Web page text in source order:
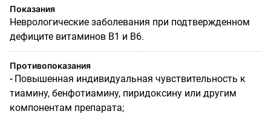
Показания
Неврологические заболевания при подтвержденном
дефиците витаминов B1 и В6.
Противопоказания
- Повышенная индивидуальная чувствительность к
тиамину, бенфотиамину, пиридоксину или другим
компонентам препарата;